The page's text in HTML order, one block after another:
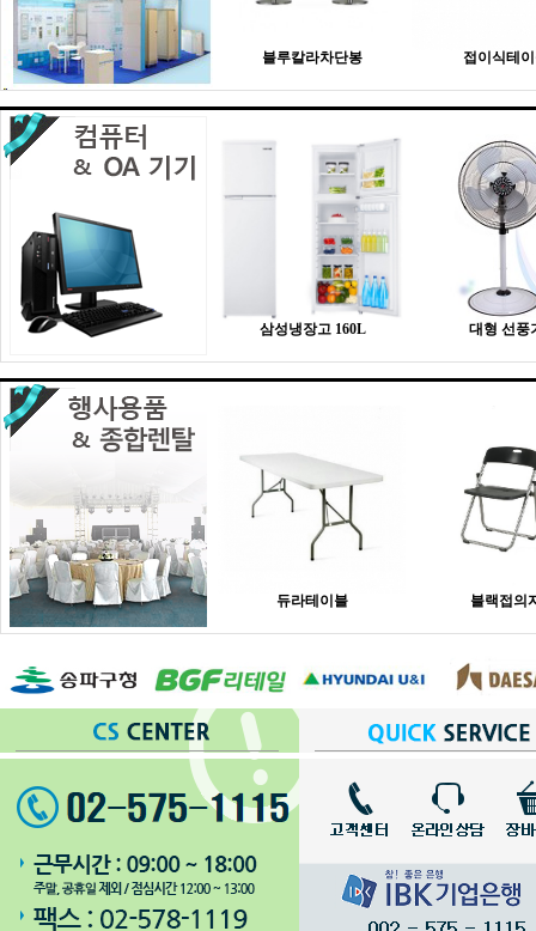
블루칼라차단봉 접이식테
삼성냉장고 160L 대형 선풍
듀라테이블 블랙접의